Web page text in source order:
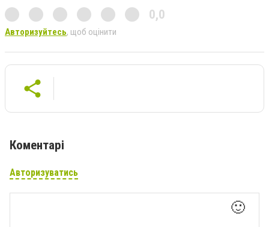
0,0
Авторизуйтесь, щоб оцінити
Коментарі
Авторизуватись
🙂